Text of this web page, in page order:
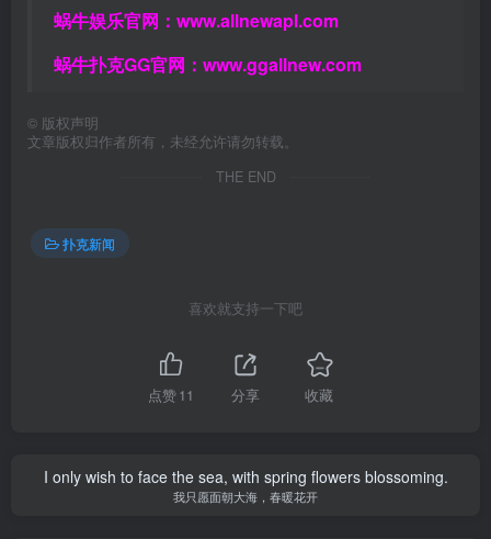
蜗牛娱乐官网： www.allnewapl.com
蜗牛扑克GG官网： www.ggallnew.com
© 版权声明
文章版权归作者所有，未经允许请勿转载。
THE END
扑克新闻
喜欢就支持一下吧
点赞11 分享 收藏
I only wish to face the sea, with spring flowers blossoming.
我只愿面朝大海，春暖花开